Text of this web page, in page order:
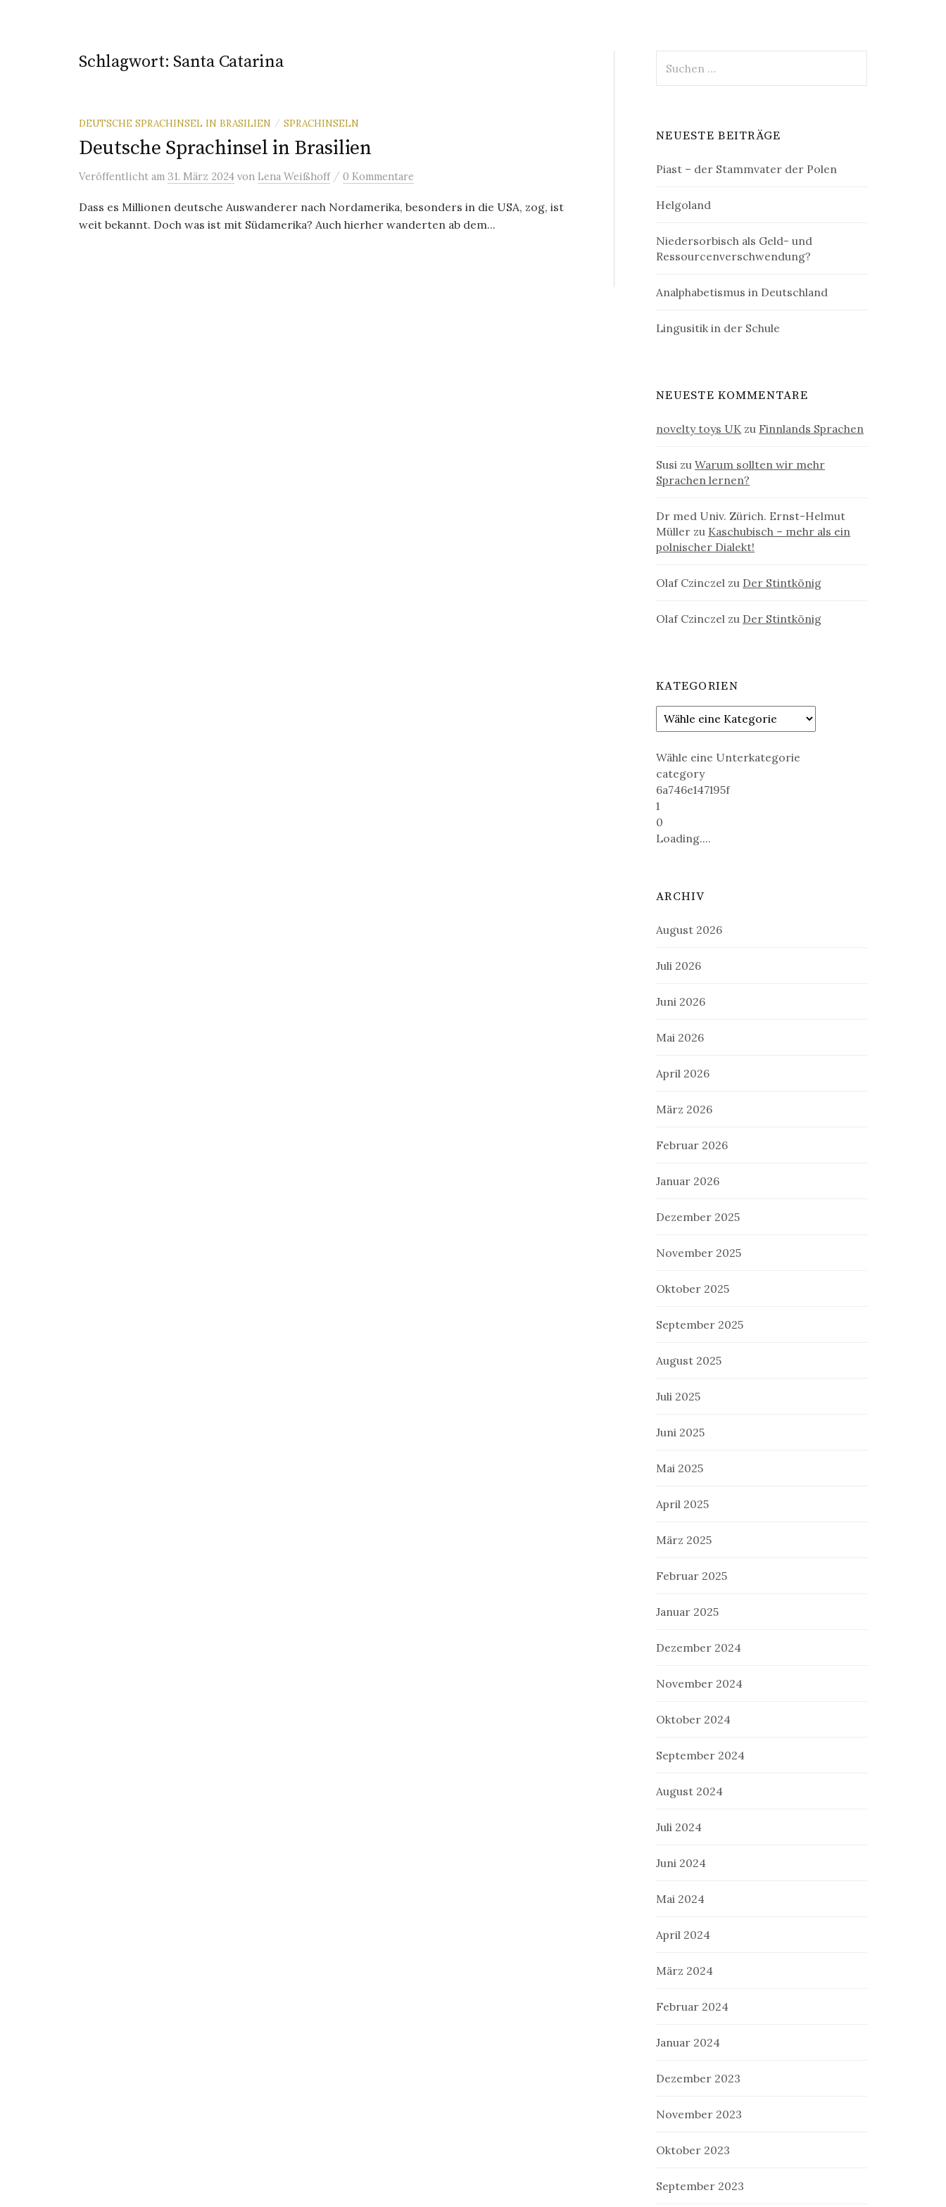
Schlagwort: Santa Catarina
DEUTSCHE SPRACHINSEL IN BRASILIEN / SPRACHINSELN
Deutsche Sprachinsel in Brasilien
Veröffentlicht am 31. März 2024 von Lena Weißhoff / 0 Kommentare
Dass es Millionen deutsche Auswanderer nach Nordamerika, besonders in die USA, zog, ist
weit bekannt. Doch was ist mit Südamerika? Auch hierher wanderten ab dem...
nach:
NEUESTE BEITRÄGE
Piast – der Stammvater der Polen
Helgoland
Niedersorbisch als Geld- und
Ressourcenverschwendung?
Analphabetismus in Deutschland
Lingusitik in der Schule
NEUESTE KOMMENTARE
novelty toys UK zu Finnlands Sprachen
Susi zuWarum sollten wir mehr
Sprachen lernen?
Dr med Univ. Zürich. Ernst-Helmut
Müller zu Kaschubisch – mehr als ein
polnischer Dialekt!
Olaf Czinczel zu Der Stintkönig
Olaf Czinczel zu Der Stintkönig
KATEGORIEN
Wähle eine Unterkategorie
category
6a746e147195f
1
0
Loading....
ARCHIV
August 2026
Juli 2026
Juni 2026
Mai 2026
April 2026
März 2026
Februar 2026
Januar 2026
Dezember 2025
November 2025
Oktober 2025
September 2025
August 2025
Juli 2025
Juni 2025
Mai 2025
April 2025
März 2025
Februar 2025
Januar 2025
Dezember 2024
November 2024
Oktober 2024
September 2024
August 2024
Juli 2024
Juni 2024
Mai 2024
April 2024
März 2024
Februar 2024
Januar 2024
Dezember 2023
November 2023
Oktober 2023
September 2023